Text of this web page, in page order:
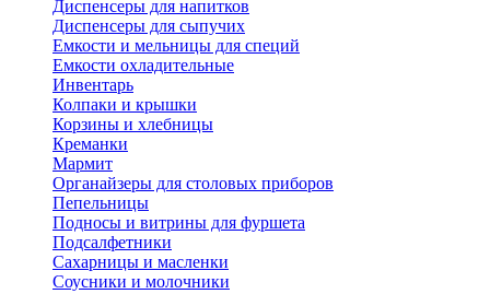
Диспенсеры для напитков
Диспенсеры для сыпучих
Емкости и мельницы для специй
Емкости охладительные
Инвентарь
Колпаки и крышки
Корзины и хлебницы
Креманки
Мармит
Органайзеры для столовых приборов
Пепельницы
Подносы и витрины для фуршета
Подсалфетники
Сахарницы и масленки
Соусники и молочники